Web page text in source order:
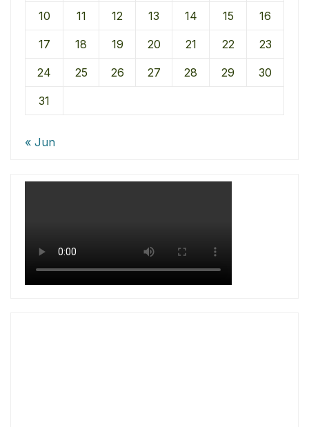
10 11 12 13 14 15 16
17 18 19 20 21 22 23
24 25 26 27 28 29 30
31
« Jun